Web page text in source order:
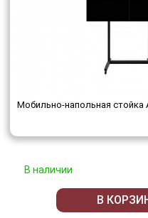
Мобильно-напольная
В наличии
В